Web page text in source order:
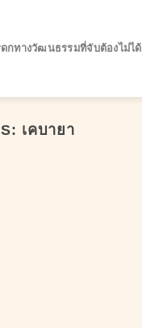
กทางวัฒนธรรมที่จับต้องไม่ได้
เคบายา